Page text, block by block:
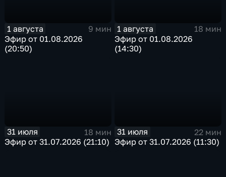
1 августа
9 мин
Эфир от 01.08.2026
(20:50)
1 августа
18 мин
Эфир от 01.08.2026
(14:30)
31 июля
18 мин
Эфир от 31.07.2026 (21:10)
31 июля
22 мин
Эфир от 31.07.2026 (11:30)